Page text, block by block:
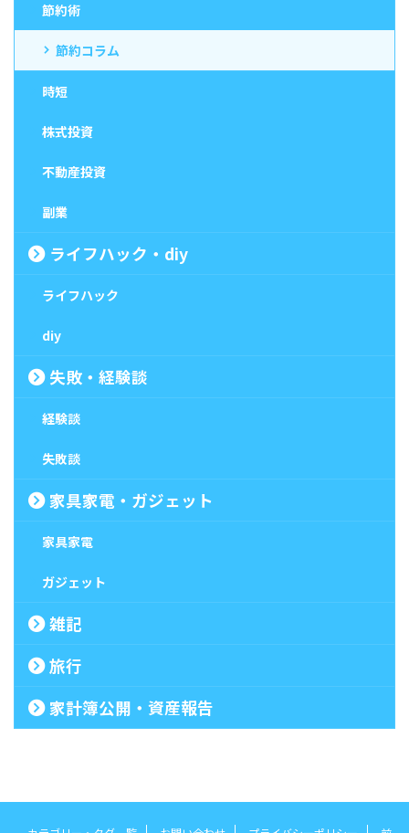
節約術
節約コラム
時短
株式投資
不動産投資
副業
ライフハック・diy
ライフハック
diy
失敗・経験談
経験談
失敗談
家具家電・ガジェット
家具家電
ガジェット
雑記
旅行
家計簿公開・資産報告